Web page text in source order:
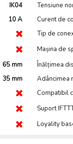
IK04 Tensiune
10 A Curent de
Tip de
Mașina de
65 mm Înălțimea
35 mm Adâncimea
Compatibil
Suport
Loyality